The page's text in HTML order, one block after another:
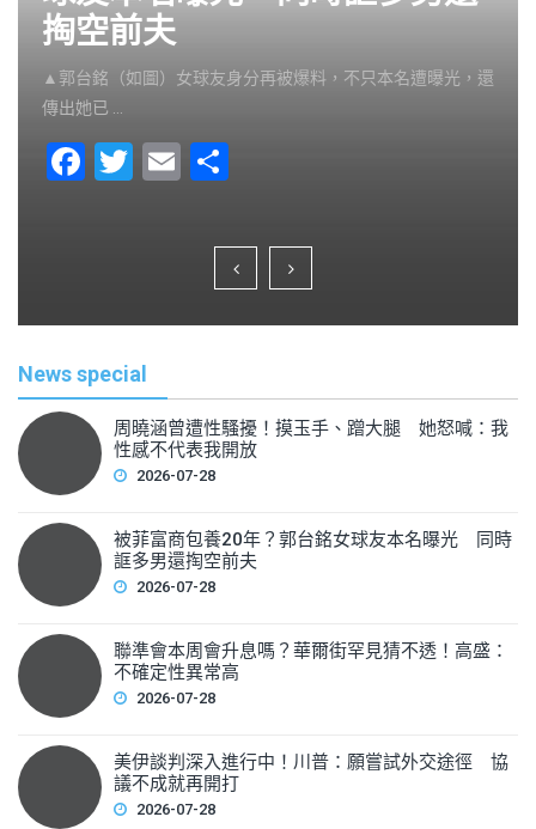
掏空前夫
▲郭台銘（如圖）女球友身分再被爆料，不只本名遭曝光，還
傳出她已 …
F
b
o
k
T
E
ar
e
News special
周曉涵曾遭性騷擾！摸玉手、蹭大腿 她怒喊：我
性感不代表我開放
2026-07-28
被菲富商包養20年？郭台銘女球友本名曝光 同時
誆多男還掏空前夫
2026-07-28
聯準會本周會升息嗎？華爾街罕見猜不透！高盛：
不確定性異常高
2026-07-28
美伊談判深入進行中！川普：願嘗試外交途徑 協
議不成就再開打
2026-07-28